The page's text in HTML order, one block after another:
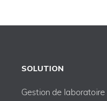
SOLUTION
Gestion de laboratoire